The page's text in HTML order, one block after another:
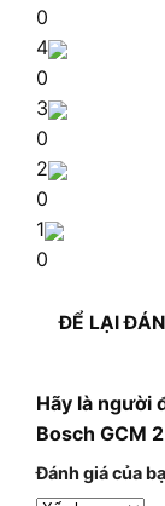
0
4
0
3
0
2
0
1
0
ĐỂ LẠI
Hãy là người
Bosch GCM
Đánh giá của